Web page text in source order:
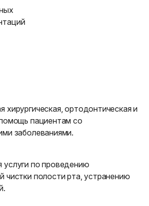
хирургическая, ортодонтическая и
пациентам со
заболеваниями.
по проведению
чистки полости рта, устранению